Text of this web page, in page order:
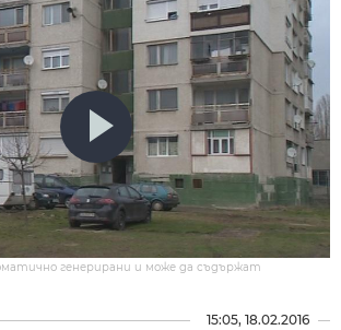
генерирани и може да съдържат
15:05, 18.02.2016